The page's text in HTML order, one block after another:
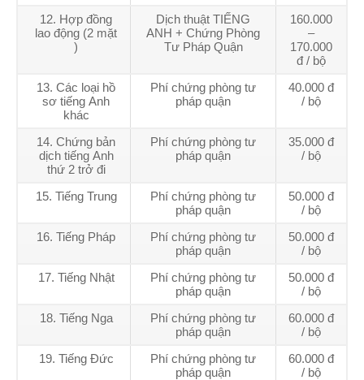
12. Hợp đồng
lao động (2 mặt
)
Dịch thuật TIẾNG
ANH + Chứng Phòng
Tư Pháp Quận
160.000
–
170.000
đ / bộ
13. Các loại hồ
sơ tiếng Anh
khác
Phí chứng phòng tư
pháp quận
40.000 đ
/ bộ
14. Chứng bản
dịch tiếng Anh
thứ 2 trở đi
Phí chứng phòng tư
pháp quận
35.000 đ
/ bộ
15. Tiếng Trung
Phí chứng phòng tư
pháp quận
50.000 đ
/ bộ
16. Tiếng Pháp
Phí chứng phòng tư
pháp quận
50.000 đ
/ bộ
17. Tiếng Nhật
Phí chứng phòng tư
pháp quận
50.000 đ
/ bộ
18. Tiếng Nga
Phí chứng phòng tư
pháp quận
60.000 đ
/ bộ
19. Tiếng Đức
Phí chứng phòng tư
pháp quận
60.000 đ
/ bộ